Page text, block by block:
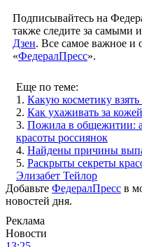
Подписывайтесь на
также следите за самыми
Дзен. Все самое важное и
«ФедералПресс».
Еще по теме:
1. Какую косметику
2. Как ухаживать за
3. Пожила в общежитии:
красоты россиянок
4. Найдены причины
5. Раскрыты секреты
Элизабет Тейлор
Добавьте ФедералПресс в
новостей дня.
Реклама
Новости